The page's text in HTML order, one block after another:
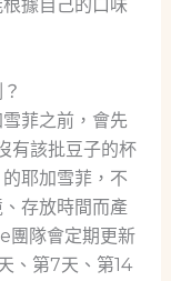
據自己的口味
菲之前，會先
有該批豆子的杯
耶加雪菲，不
存放時間而產
團隊會定期更新
、第7天、第14